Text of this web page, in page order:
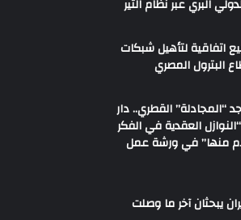
لتأهيل العمالة، كما أعدت مؤشر
القرى المؤهلة للمبادرة، فضلا عن
مناخ تنافسي، وكذلك تتيح الوزارة
المبادرة في ضوء خطة التنمية
ورؤية مصر ٢٠٣٠.
الاجتماع على تشكيل لجنة تنفيذية
الوزارات الخمس، لمتابعة الموقف
بشكل دوري، ووضع جدول زمني للتطبيق
بالمحافظات المختلفة.
البري عبر نظام التير
اتفاقية لتأهيل شبكات
البترول المصري
“المجادلة” القطري.. دار
العقدية في الفكر
منها” في ورشة عمل
يبحثان آخر ما وصلت